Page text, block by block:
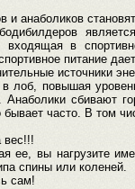
анаболиков
в
питание
источники
лоб, повышая
Анаболики сбивают
часто. В том
вес!!!
ее, вы нагрузите
спины или коленей.
сам!